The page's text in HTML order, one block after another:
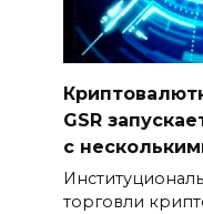
GSR
с
торговли